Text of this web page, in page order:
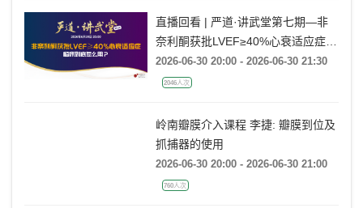
直播回看 | 严道·讲武堂第七期—非
奈利酮获批LVEF≥40%心衰适应症，
临床到底怎么用？
2026-06-30 20:00 - 2026-06-30 21:30
2046人次
岭南瓣膜介入课程 李捷: 瓣膜到位及
抓捕器的使用
2026-06-30 20:00 - 2026-06-30 21:00
760人次